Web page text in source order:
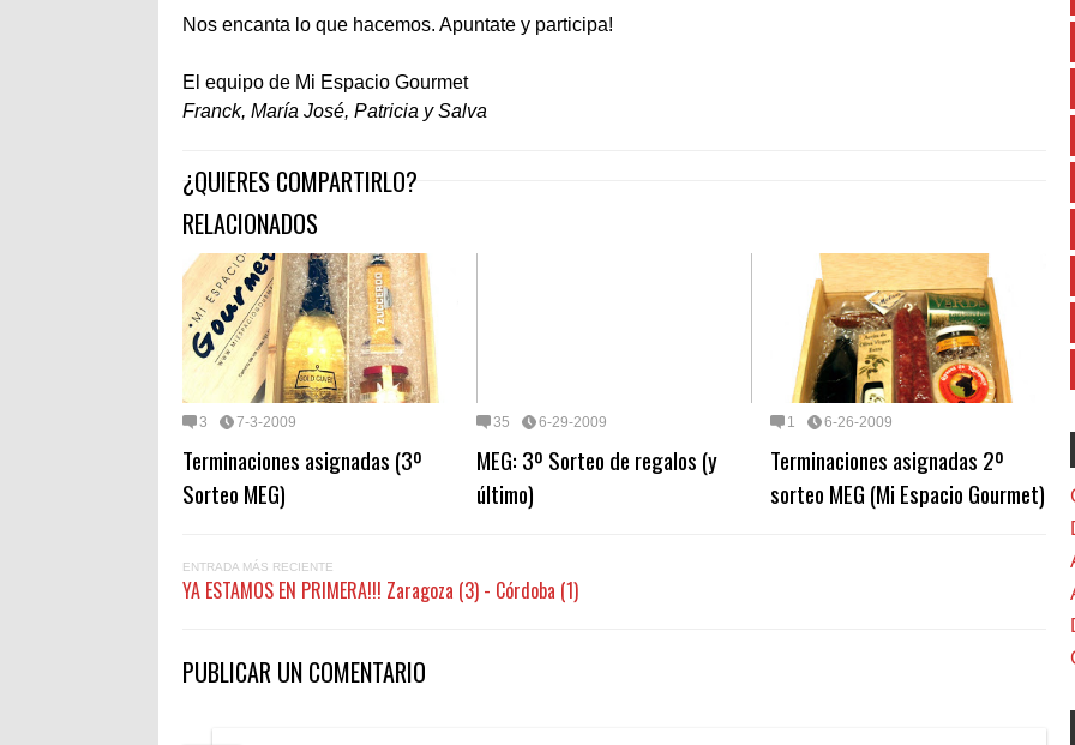
Nos encanta lo que hacemos. Apuntate y participa!
El equipo de Mi Espacio Gourmet
Franck, María José, Patricia y Salva
¿QUIERES COMPARTIRLO?
RELACIONADOS
3 7-3-2009
Terminaciones asignadas (3º
Sorteo MEG)
35 6-29-2009
MEG: 3º Sorteo de regalos (y
último)
1 6-26-2009
Terminaciones asignadas 2º
sorteo MEG (Mi Espacio Gourmet)
ENTRADA MÁS RECIENTE
YA ESTAMOS EN PRIMERA!!! Zaragoza (3) - Córdoba (1)
PUBLICAR UN COMENTARIO